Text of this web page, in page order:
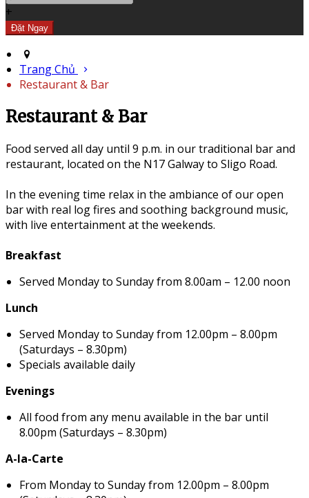
+
Trang Chủ
Restaurant & Bar
Restaurant & Bar
Food served all day until 9 p.m. in our traditional bar and
restaurant, located on the N17 Galway to Sligo Road.
In the evening time relax in the ambiance of our open
bar with real log fires and soothing background music,
with live entertainment at the weekends.
Breakfast
Served Monday to Sunday from 8.00am – 12.00 noon
Lunch
Served Monday to Sunday from 12.00pm – 8.00pm
(Saturdays – 8.30pm)
Specials available daily
Evenings
All food from any menu available in the bar until
8.00pm (Saturdays – 8.30pm)
A-la-Carte
From Monday to Sunday from 12.00pm – 8.00pm